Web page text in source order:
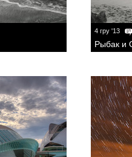
4 гру '13
Рыбак и